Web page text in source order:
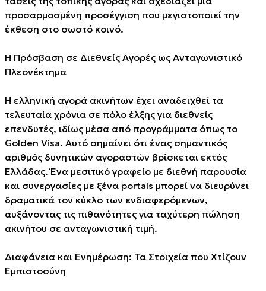
προσαρμοσμένη προσέγγιση που μεγιστοποιεί την
έκθεση στο σωστό κοινό.
Η Πρόσβαση σε Διεθνείς Αγορές ως Ανταγωνιστικό
Πλεονέκτημα
Η ελληνική αγορά ακινήτων έχει αναδειχθεί τα
τελευταία χρόνια σε πόλο έλξης για διεθνείς
επενδυτές, ιδίως μέσα από προγράμματα όπως το
Golden Visa. Αυτό σημαίνει ότι ένας σημαντικός
αριθμός δυνητικών αγοραστών βρίσκεται εκτός
Ελλάδας. Ένα μεσιτικό γραφείο με διεθνή παρουσία
και συνεργασίες με ξένα portals μπορεί να διευρύνει
δραματικά τον κύκλο των ενδιαφερόμενων,
αυξάνοντας τις πιθανότητες για ταχύτερη πώληση
ακινήτου σε ανταγωνιστική τιμή.
Διαφάνεια και Ενημέρωση: Τα Στοιχεία που Χτίζουν
Εμπιστοσύνη